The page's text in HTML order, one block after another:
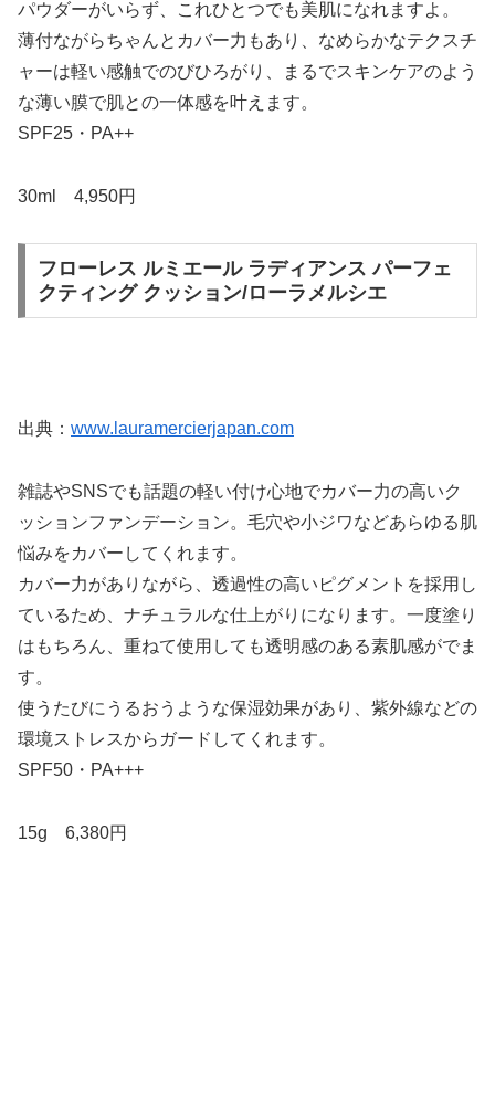
パウダーがいらず、これひとつでも美肌になれますよ。
薄付ながらちゃんとカバー力もあり、なめらかなテクスチ
ャーは軽い感触でのびひろがり、まるでスキンケアのよう
な薄い膜で肌との一体感を叶えます。
SPF25・PA++
30ml 4,950円
フローレス ルミエール ラディアンス パーフェ
クティング クッション/ローラメルシエ
出典： www.lauramercierjapan.com
雑誌やSNSでも話題の軽い付け心地でカバー力の高いク
ッションファンデーション。毛穴や小ジワなどあらゆる肌
悩みをカバーしてくれます。
カバー力がありながら、透過性の高いピグメントを採用し
ているため、ナチュラルな仕上がりになります。一度塗り
はもちろん、重ねて使用しても透明感のある素肌感がでま
す。
使うたびにうるおうような保湿効果があり、紫外線などの
環境ストレスからガードしてくれます。
SPF50・PA+++
15g 6,380円